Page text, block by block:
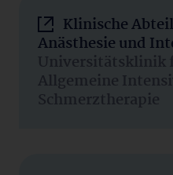
Klinische
Anästhesie und
Universitätsklinik
Allgemeine
Schmerztherapie